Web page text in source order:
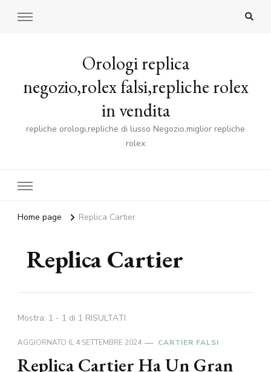
Orologi replica
negozio,rolex falsi,repliche rolex
in vendita
repliche orologi,repliche di lusso Negozio,miglior repliche
rolex
Home page Replica Cartier
Replica Cartier
Mostra: 1 - 1 di 1 RISULTATI
AGGIORNATO IL4 SETTEMBRE 2024 CARTIER FALSI
Replica Cartier Ha Un Gran